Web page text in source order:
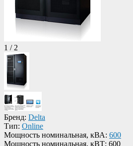
1 / 2
Бренд: Delta
Тип: Online
Мощность номинальная, кВА: 600
Мощность номинальная, кВТ: 600